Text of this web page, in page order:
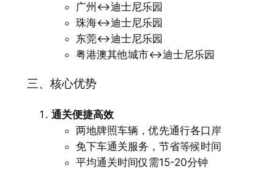
广州↔迪士尼乐园
珠海↔迪士尼乐园
东莞↔迪士尼乐园
粤港澳其他城市↔迪士尼乐园
三、核心优势
通关便捷高效
两地牌照车辆，优先通行各口岸
免下车通关服务，节省等候时间
平均通关时间仅需15-20分钟